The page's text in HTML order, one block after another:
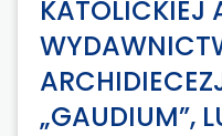
KATOLICKIEJ
„GAUDIUM”,